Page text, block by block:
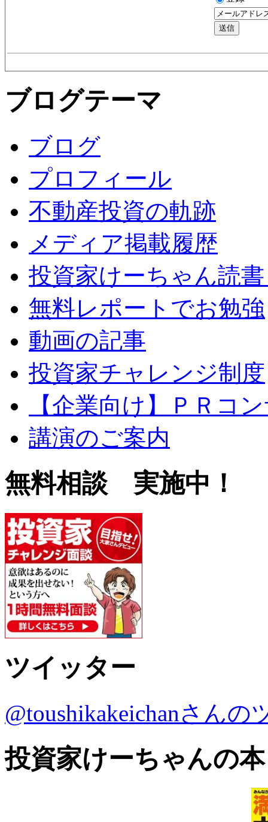
ブログテーマ
ブログ
プロフィール
不動産投資の軌跡
メディア掲載履歴
投資家けーちゃん読
無料レポートでお勉強
動画の記事
投資家チャレンジ制度
【企業向け】ＰＲコ
講演のご案内
無料相談 実施中！
ツイッター
@toushikakeichanさんの
投資家けーちゃんの本